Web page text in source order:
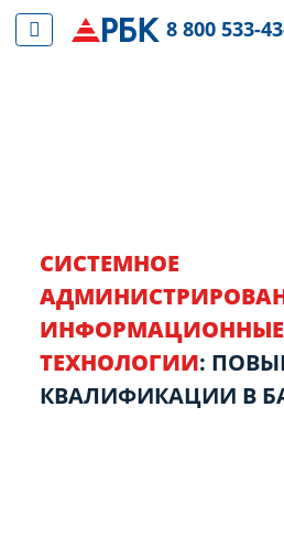
СИСТЕМНОЕ
ИНФОРМАЦИОННЫЕ
ТЕХНОЛОГИИ:
КВАЛИФИКАЦИИ В
8 800 533-